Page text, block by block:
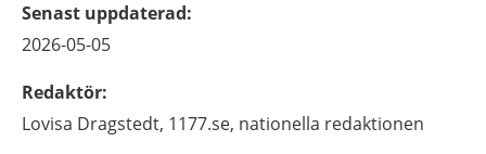
Senast uppdaterad:
2026-05-05
Redaktör:
Lovisa Dragstedt, 1177.se, nationella redaktionen